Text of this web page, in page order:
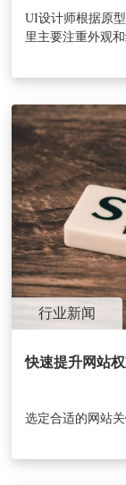
UI设计师根据原
里主要注重外观
行业新闻
快速提升网站
选定合适的网站